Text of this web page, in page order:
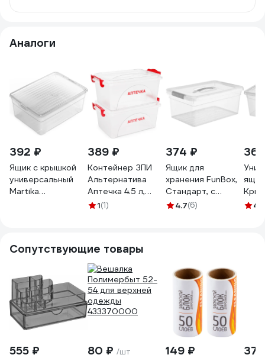
Аналоги
392 ₽
Ящик с крышкой
универсальный
Martika
389 ₽
Контейнер ЗПИ
Альтернатива
Аптечка 4.5 л,
прямоугольный, с
1(1)
374 ₽
Ящик для
хранения FunBox,
Стандарт, с
ручкой, 10 л
4.7(6) 4.6
Сопутствующие товары
555 ₽ 80 ₽ /шт 149 ₽